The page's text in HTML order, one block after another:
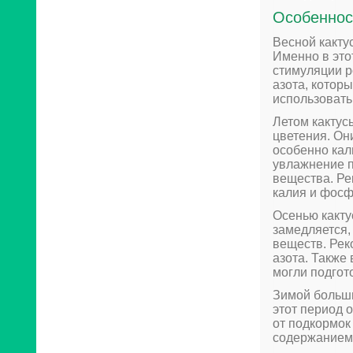
Весной
Именно в
стимуляции
азота,
Летом
цветения.
особенно
увлажнение
вещества.
калия и
Осенью
веществ.
азота. Также
могли
Зимой
этот период
от